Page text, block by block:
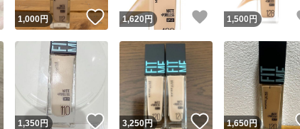
ユーザーの
いいね！
1,000円 いいね！
1,620 円 いいね！
1,500 円
いいね！
1,350円 いいね！
3,250円 いいね！
1,650円